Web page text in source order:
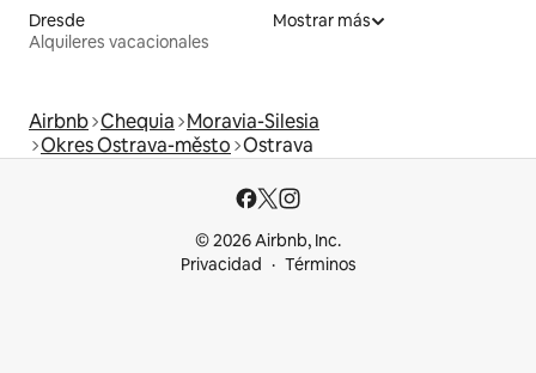
Dresde
Alquileres vacacionales
Mostrar más
Airbnb Chequia Moravia-Silesia
Okres Ostrava-město Ostrava
© 2026 Airbnb, Inc.
Privacidad
Términos